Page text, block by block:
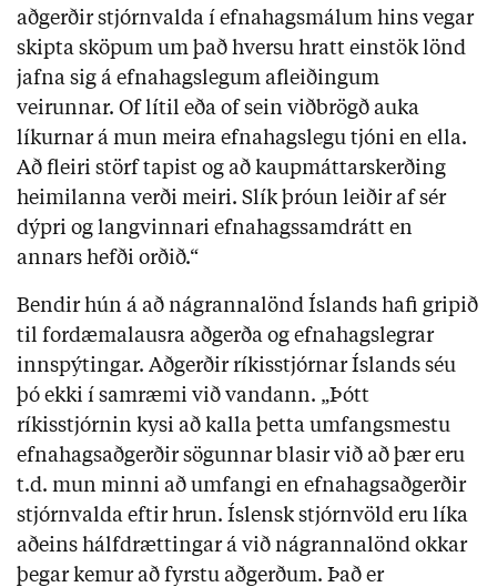
aðgerðir stjórnvalda í efnahagsmálum hins vegar
skipta sköpum um það hversu hratt einstök lönd
jafna sig á efnahagslegum afleiðingum
veirunnar. Of lítil eða of sein viðbrögð auka
líkurnar á mun meira efnahagslegu tjóni en ella.
Að fleiri störf tapist og að kaupmáttarskerðing
heimilanna verði meiri. Slík þróun leiðir af sér
dýpri og langvinnari efnahagssamdrátt en
annars hefði orðið.“
Bendir hún á að nágrannalönd Íslands hafi gripið
til fordæmalausra aðgerða og efnahagslegrar
innspýtingar. Aðgerðir ríkisstjórnar Íslands séu
þó ekki í samræmi við vandann. „Þótt
ríkisstjórnin kysi að kalla þetta umfangsmestu
efnahagsaðgerðir sögunnar blasir við að þær eru
t.d. mun minni að umfangi en efnahagsaðgerðir
stjórnvalda eftir hrun. Íslensk stjórnvöld eru líka
aðeins hálfdrættingar á við nágrannalönd okkar
þegar kemur að fyrstu aðgerðum. Það er